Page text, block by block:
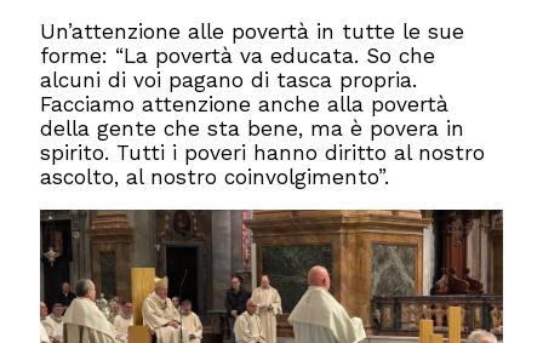
Un’attenzione alle povertà in tutte le sue
forme: “La povertà va educata. So che
alcuni di voi pagano di tasca propria.
Facciamo attenzione anche alla povertà
della gente che sta bene, ma è povera in
spirito. Tutti i poveri hanno diritto al nostro
ascolto, al nostro coinvolgimento”.